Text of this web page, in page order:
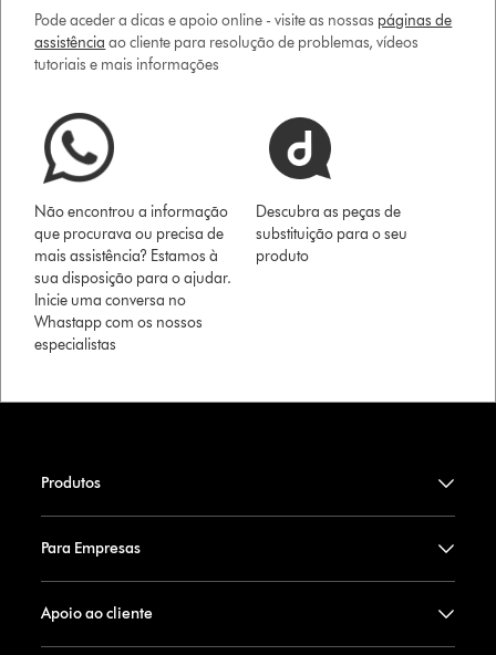
Pode aceder a dicas e apoio online - visite as nossas páginas de
assistência ao cliente para resolução de problemas, vídeos
tutoriais e mais informações
Não encontrou a informação
que procurava ou precisa de
mais assistência? Estamos à
sua disposição para o ajudar.
Inicie uma conversa no
Whastapp com os nossos
especialistas
Descubra as peças de
substituição para o seu
produto
Produtos
Para Empresas
Apoio ao cliente